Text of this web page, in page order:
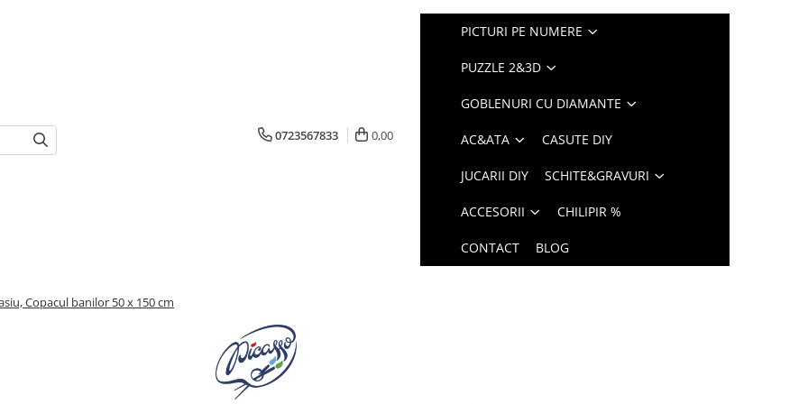
0723567833 0,00
PICTURI PE NUMERE
PUZZLE 2&3D
GOBLENURI CU DIAMANTE
AC&ATA CASUTE DIY
JUCARII DIY SCHITE&GRAVURI
ACCESORII CHILIPIR %
CONTACT BLOG
Copacul banilor 50 x 150 cm